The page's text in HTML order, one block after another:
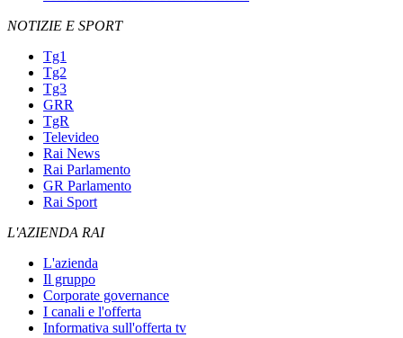
NOTIZIE E SPORT
Tg1
Tg2
Tg3
GRR
TgR
Televideo
Rai News
Rai Parlamento
GR Parlamento
Rai Sport
L'AZIENDA RAI
L'azienda
Il gruppo
Corporate governance
I canali e l'offerta
Informativa sull'offerta tv